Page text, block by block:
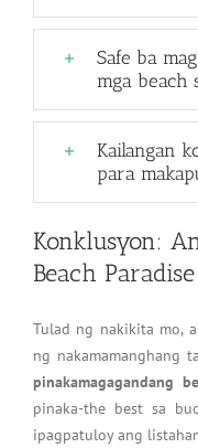
Safe ba
mga beach
Kailangan
para
Konklusyon:
Beach Paradise
Tulad ng nakikita mo,
ng nakamamanghang
pinakamagagandang
pinaka-the best sa
ipagpatuloy ang